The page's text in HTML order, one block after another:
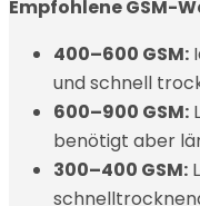
Empfohlene GSM-
400–600 GSM:
und schnell
600–900 GSM:
benötigt aber
300–400 GSM: